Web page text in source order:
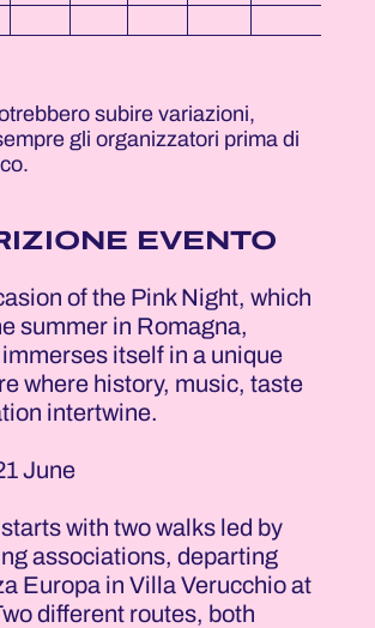
subire variazioni,
gli organizzatori prima di
EVENTO
of the Pink Night, which
summer in Romagna,
itself in a unique
where history, music, taste
intertwine.
June
with two walks led by
associations, departing
Europa in Villa Verucchio at
different routes, both